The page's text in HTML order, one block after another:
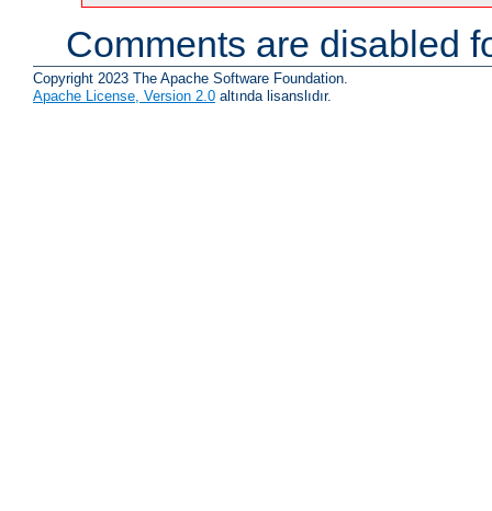
Comments are disabled
Copyright 2023 The Apache Software Foundation.
Apache License, Version 2.0 altında lisanslıdır.